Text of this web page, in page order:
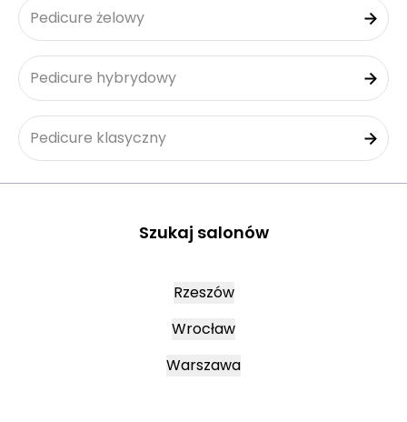
Pedicure żelowy
Pedicure hybrydowy
Pedicure klasyczny
Szukaj salonów
Rzeszów
Wrocław
Warszawa